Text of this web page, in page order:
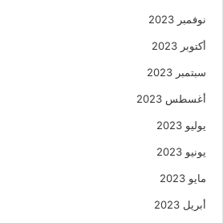
نوفمبر 2023
أكتوبر 2023
سبتمبر 2023
أغسطس 2023
يوليو 2023
يونيو 2023
مايو 2023
أبريل 2023